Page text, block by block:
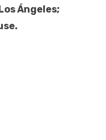
Ángeles;